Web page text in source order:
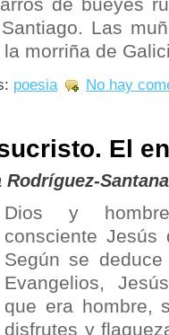
de bueyes
Las
morriña de
poesia No hay
El
Rodríguez-Santana
Dios y
consciente
Según se
Evangelios,
que era hombre,
disfrutes y